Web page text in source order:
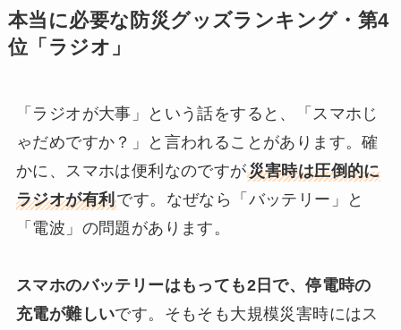
本当に必要な防災グッズランキング・第4
位「ラジオ」
「ラジオが大事」という話をすると、「スマホじ
ゃだめですか？」と言われることがあります。確
かに、スマホは便利なのですが災害時は圧倒的に
ラジオが有利です。なぜなら「バッテリー」と
「電波」の問題があります。
スマホのバッテリーはもっても2日で、停電時の
充電が難しいです。そもそも大規模災害時にはス